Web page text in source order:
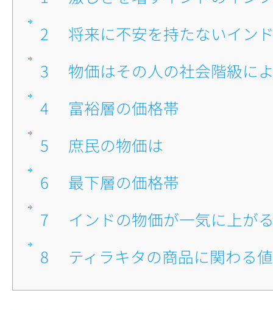
2
■将来に不安を持たないイン
3
■物価はその人の社会階級に
4
■富裕層の価格帯
5
■庶民の物価は
6
■最下層の価格帯
7
■インドの物価が一気に上が
8
■ティラキタの商品に関わる